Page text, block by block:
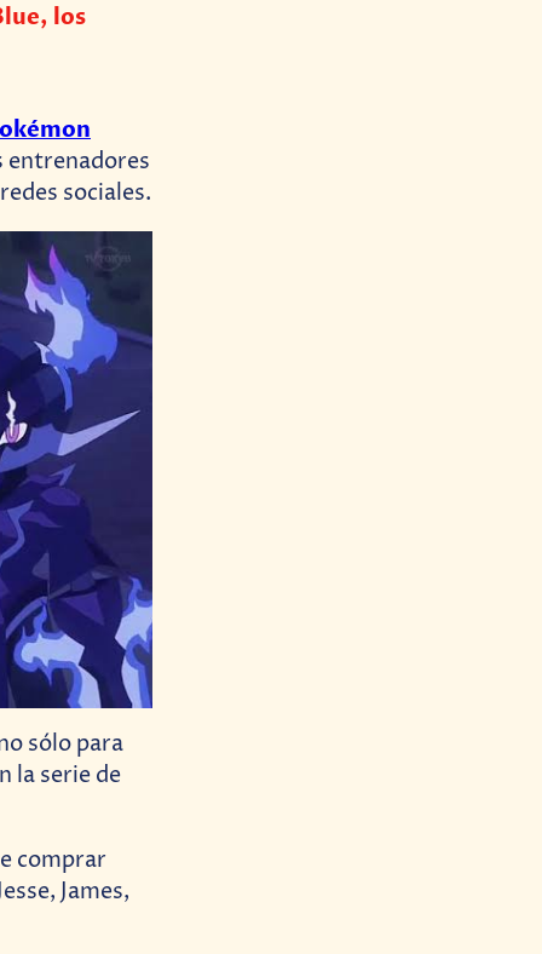
los
entrenadores
sociales.
sólo para
la serie de
comprar
James,